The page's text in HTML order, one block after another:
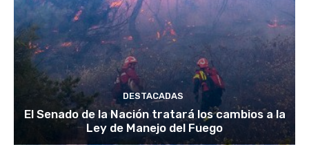
DESTACADAS
El Senado de la Nación tratará los cambios a la
Ley de Manejo del Fuego